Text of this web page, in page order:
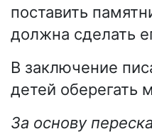
поставить
должна сделать
В заключение
детей оберегать
За основу